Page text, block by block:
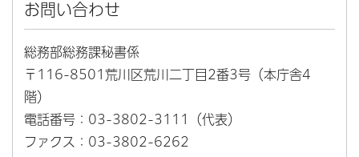
お問い合わせ
総務部総務課秘書係
〒116-8501荒川区荒川二丁目2番3号（本庁舎4
階）
電話番号：03-3802-3111（代表）
ファクス：03-3802-6262